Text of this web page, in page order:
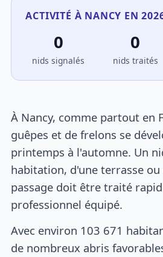
ACTIVITÉ À NANCY EN
0
nids signalés
0
nids traités
À Nancy, comme partout en
guêpes et de frelons se
printemps à l'automne. Un
habitation, d'une terrasse
passage doit être traité
professionnel équipé.
Avec environ 103 671
de nombreux abris